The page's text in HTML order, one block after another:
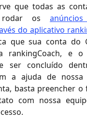
que todas as
rodar os
do aplicativo
que sua conta do
rankingCoach, e
ser concluído
a ajuda de nossa
basta preencher
com nossa